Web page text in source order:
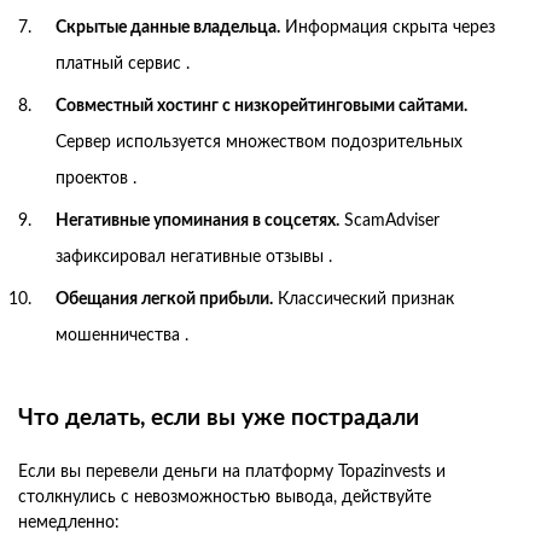
Скрытые данные владельца. Информация скрыта через
платный сервис .
Совместный хостинг с низкорейтинговыми сайтами.
Сервер используется множеством подозрительных
проектов .
Негативные упоминания в соцсетях. ScamAdviser
зафиксировал негативные отзывы .
Обещания легкой прибыли. Классический признак
мошенничества .
Что делать, если вы уже пострадали
Если вы перевели деньги на платформу Topazinvests и
столкнулись с невозможностью вывода, действуйте
немедленно: